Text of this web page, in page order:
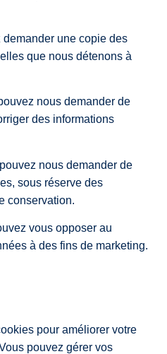
demander une copie des
que nous détenons à
nous demander de
des informations
nous demander de
sous réserve des
conservation.
vous opposer au
à des fins de marketing.
pour améliorer votre
pouvez gérer vos